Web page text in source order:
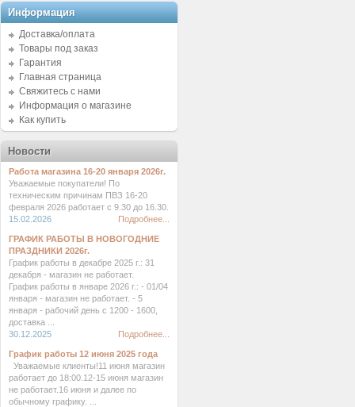
Информация
Доставка/оплата
Товары под заказ
Гарантия
Главная страница
Свяжитесь с нами
Информация о магазине
Как купить
Новости
Работа магазина 16-20 января 2026г.
Уважаемые покупатели! По
техническим причинам ПВЗ 16-20
февраля 2026 работает с 9.30 до 16.30.
15.02.2026
Подробнее...
ГРАФИК РАБОТЫ В НОВОГОДНИЕ
ПРАЗДНИКИ 2026г.
График работы в декабре 2025 г.: 31
декабря - магазин не работает.
График работы в январе 2026 г.: - 01/04
января - магазин не работает. - 5
января - рабочий день с 1200 - 1600,
доставка ...
30.12.2025
Подробнее...
График работы 12 июня 2025 года
Уважаемые клиенты!11 июня магазин
работает до 18:00.12-15 июня магазин
не работает.16 июня и далее по
обычному графику. ...